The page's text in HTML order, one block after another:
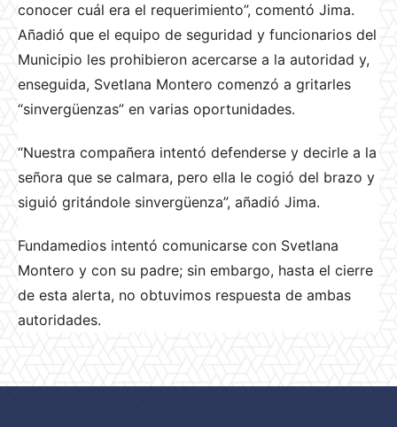
conocer cuál era el requerimiento”, comentó Jima.
Añadió que el equipo de seguridad y funcionarios del
Municipio les prohibieron acercarse a la autoridad y,
enseguida, Svetlana Montero comenzó a gritarles
“sinvergüenzas” en varias oportunidades.
“Nuestra compañera intentó defenderse y decirle a la
señora que se calmara, pero ella le cogió del brazo y
siguió gritándole sinvergüenza”, añadió Jima.
Fundamedios intentó comunicarse con Svetlana
Montero y con su padre; sin embargo, hasta el cierre
de esta alerta, no obtuvimos respuesta de ambas
autoridades.